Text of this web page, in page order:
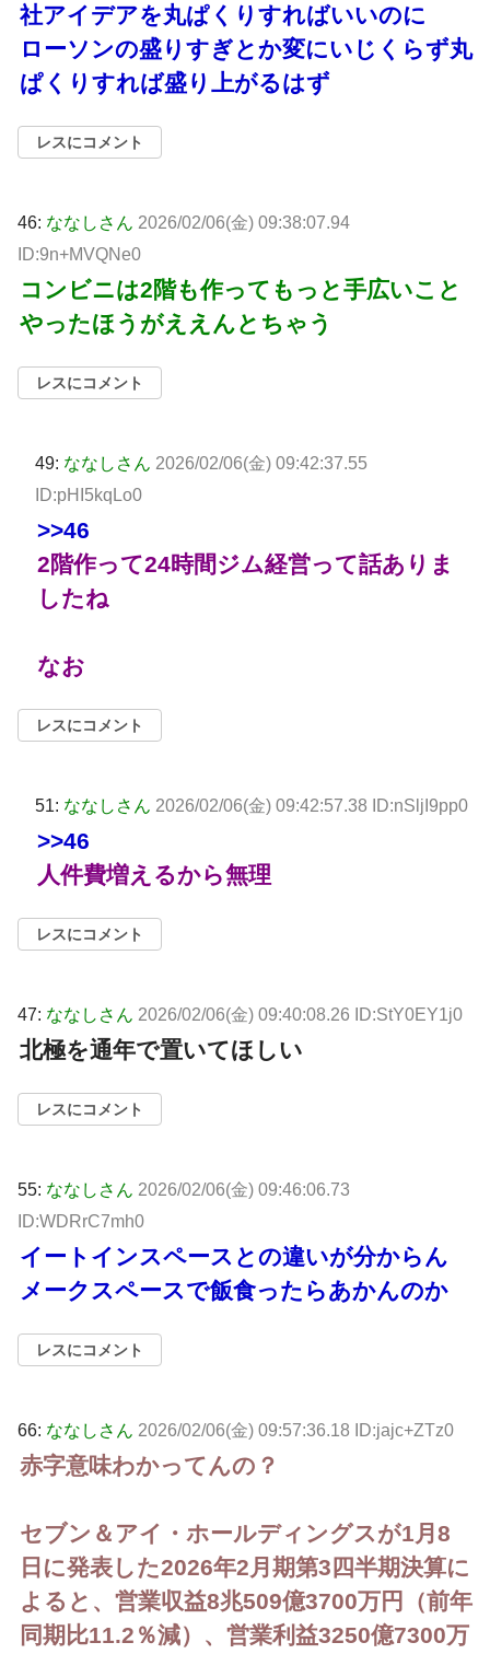
社アイデアを丸ぱくりすればいいのに
ローソンの盛りすぎとか変にいじくらず丸
ぱくりすれば盛り上がるはず
レスにコメント
46: ななしさん 2026/02/06(金) 09:38:07.94
ID:9n+MVQNe0
コンビニは2階も作ってもっと手広いこと
やったほうがええんとちゃう
レスにコメント
49: ななしさん 2026/02/06(金) 09:42:37.55
ID:pHI5kqLo0
>>46
2階作って24時間ジム経営って話ありま
したね
なお
レスにコメント
51: ななしさん 2026/02/06(金) 09:42:57.38 ID:nSljI9pp0
>>46
人件費増えるから無理
レスにコメント
47: ななしさん 2026/02/06(金) 09:40:08.26 ID:StY0EY1j0
北極を通年で置いてほしい
レスにコメント
55: ななしさん 2026/02/06(金) 09:46:06.73
ID:WDRrC7mh0
イートインスペースとの違いが分からん
メークスペースで飯食ったらあかんのか
レスにコメント
66: ななしさん 2026/02/06(金) 09:57:36.18 ID:jajc+ZTz0
赤字意味わかってんの？
セブン＆アイ・ホールディングスが1月8
日に発表した2026年2月期第3四半期決算に
よると、営業収益8兆509億3700万円（前年
同期比11.2％減）、営業利益3250億7300万